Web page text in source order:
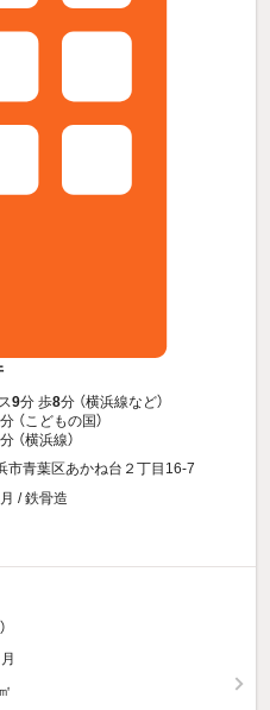
9分 歩8分 （横浜線など）
分 （こどもの国）
分 （横浜線）
市青葉区あかね台２丁目16-7
/ 鉄骨造